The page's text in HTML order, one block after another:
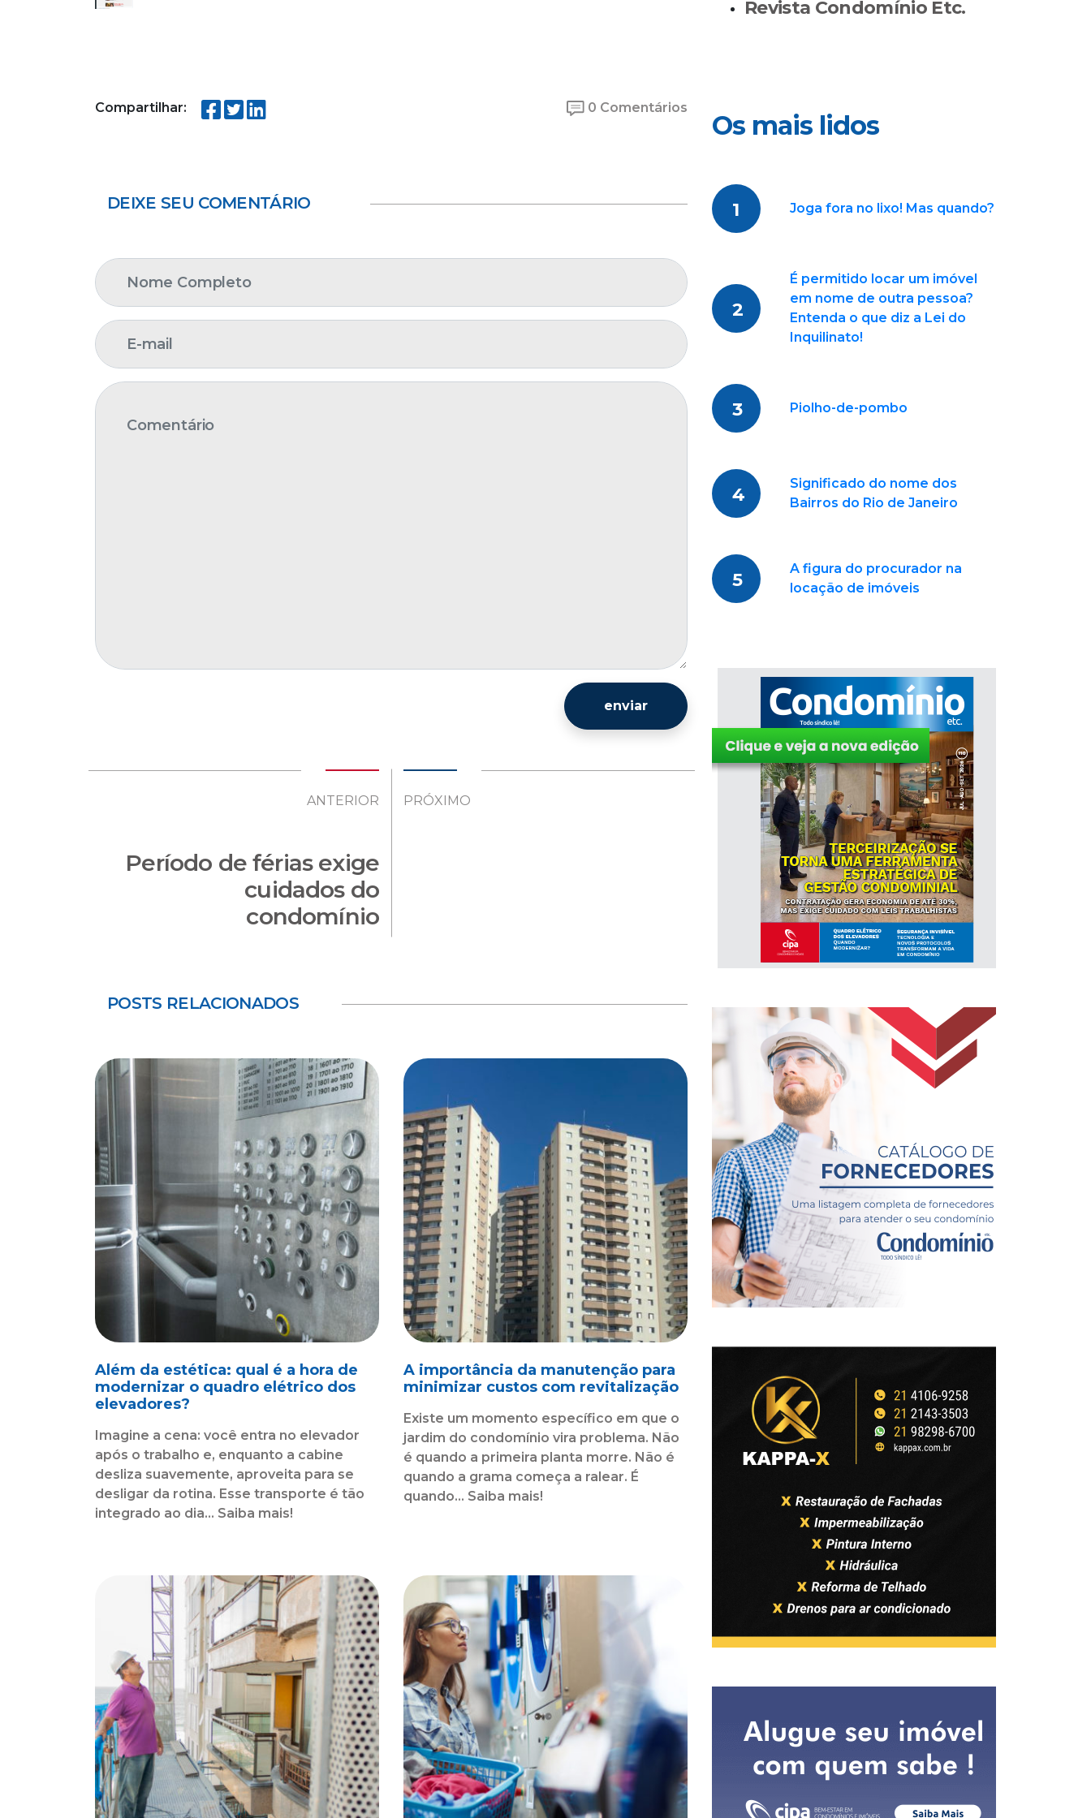
Compartilhar: 0 Comentários
DEIXE SEU COMENTÁRIO
enviar
ANTERIOR
Período de férias exige
cuidados do
condomínio
PRÓXIMO
POSTS RELACIONADOS
Além da estética: qual é a hora de
modernizar o quadro elétrico dos
elevadores?
Imagine a cena: você entra no elevador
após o trabalho e, enquanto a cabine
desliza suavemente, aproveita para se
desligar da rotina. Esse transporte é tão
integrado ao dia... Saiba mais!
A importância da manutenção para
minimizar custos com revitalização
Existe um momento específico em que o
jardim do condomínio vira problema. Não
é quando a primeira planta morre. Não é
quando a grama começa a ralear. É
quando... Saiba mais!
Revista Condomínio Etc.
Os mais lidos
1 Joga fora no lixo! Mas quando?
2
É permitido locar um imóvel
em nome de outra pessoa?
Entenda o que diz a Lei do
Inquilinato!
3 Piolho-de-pombo
4
Significado do nome dos
Bairros do Rio de Janeiro
5
A figura do procurador na
locação de imóveis